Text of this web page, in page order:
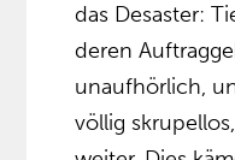
das Desaster:
deren
unaufhörlich,
völlig